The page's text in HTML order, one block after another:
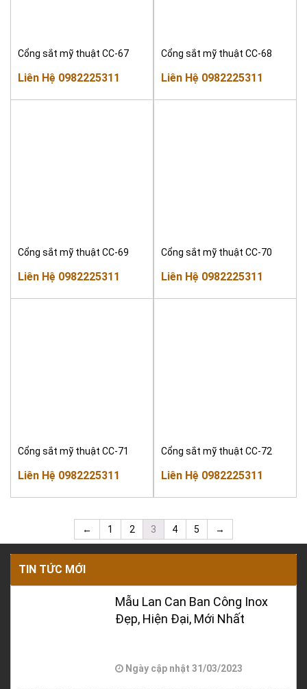
Cổng sắt mỹ thuật CC-67
Liên Hệ 0982225311
Cổng sắt mỹ thuật CC-68
Liên Hệ 0982225311
Cổng sắt mỹ thuật CC-69
Liên Hệ 0982225311
Cổng sắt mỹ thuật CC-70
Liên Hệ 0982225311
Cổng sắt mỹ thuật CC-71
Liên Hệ 0982225311
Cổng sắt mỹ thuật CC-72
Liên Hệ 0982225311
← 1 2 3 4 5 →
TIN TỨC MỚI
Mẫu Lan Can Ban Công Inox
Đẹp, Hiện Đại, Mới Nhất
Ngày cập nhật 31/03/2023